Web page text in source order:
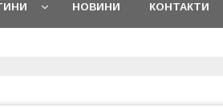
НОВИНИ КОНТАКТИ